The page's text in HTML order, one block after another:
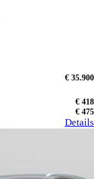
€ 35.900
€ 418
€ 475
Details